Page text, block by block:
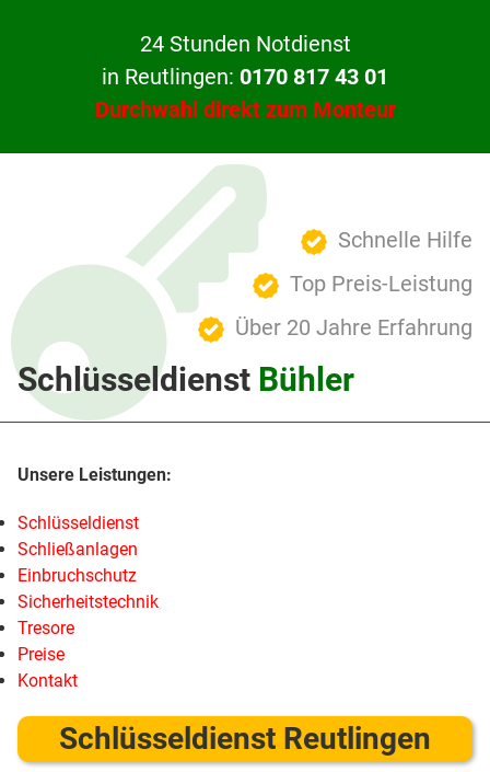
24 Stunden Notdienst
in Reutlingen: 0170 817 43 01
Durchwahl direkt zum Monteur
Schnelle Hilfe
Top Preis-Leistung
Über 20 Jahre Erfahrung
Schlüsseldienst Bühler
Schlüsseldienst
Schließanlagen
Einbruchschutz
Sicherheitstechnik
Tresore
Preise
Kontakt
Schlüsseldienst Reutlingen